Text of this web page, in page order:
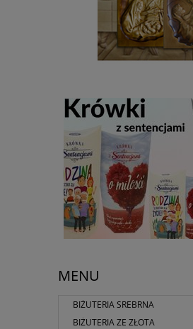
MENU
BIŻUTERIA SREBRNA
BIŻUTERIA ZE ZŁOTA